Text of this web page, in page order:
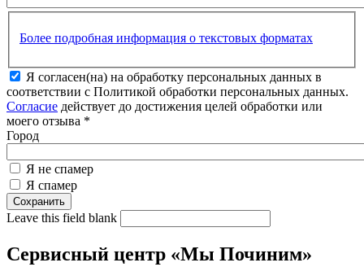
Более подробная информация о текстовых форматах
Я согласен(на) на обработку персональных данных в
соответствии с Политикой обработки персональных данных.
Согласие действует до достижения целей обработки или
моего отзыва *
Город
Я не спамер
Я спамер
Leave this field blank
Сервисный центр «Мы Починим»